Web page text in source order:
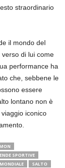
straordinario
il mondo del
di lui come
performance ha
che, sebbene le
essere
lontano non è
iconico
SPORTIVE
SALTO